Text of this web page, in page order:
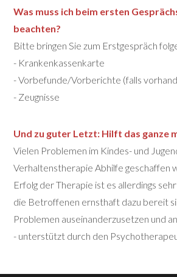
Was muss ich beim ersten
beachten?
Bitte bringen Sie zum Erstgespräch
- Krankenkassenkarte
- Vorbefunde/Vorberichte (falls
- Zeugnisse
Und zu guter Letzt: Hilft das ganze
Vielen Problemen im Kindes- und
Verhaltenstherapie Abhilfe geschaffen
Erfolg der Therapie ist es allerdings
die Betroffenen ernsthaft dazu bereit
Problemen auseinanderzusetzen und
- unterstützt durch den